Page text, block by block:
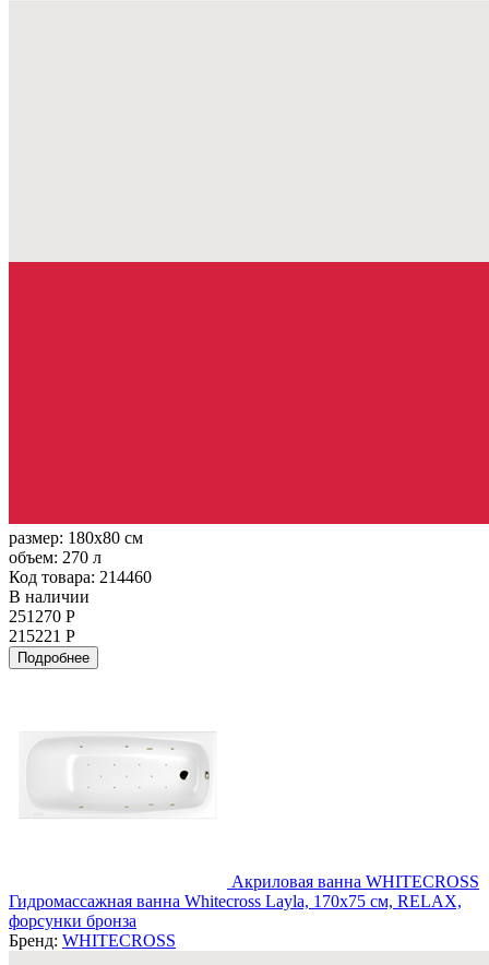
размер: 180x80 см
объем: 270 л
Код товара: 214460
В наличии
251270 Р
215221 Р
Подробнее
Акриловая ванна WHITECROSS
Гидромассажная ванна Whitecross Layla, 170x75 см, RELAX,
форсунки бронза
Бренд: WHITECROSS